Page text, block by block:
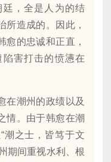
，全是人为的结
所造成的。因此，
愈的忠诚和正直，
害打击的愤懑在
潮州的政绩以及
情。由于韩愈在潮
潮之士，皆笃于文
期间重视水利、根